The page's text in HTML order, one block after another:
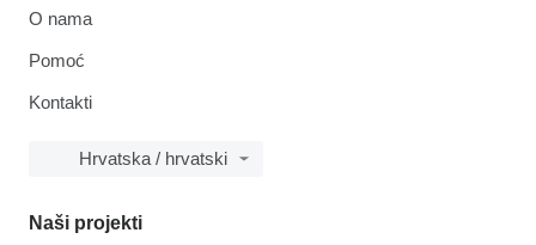
O nama
Pomoć
Kontakti
Hrvatska / hrvatski
Naši projekti